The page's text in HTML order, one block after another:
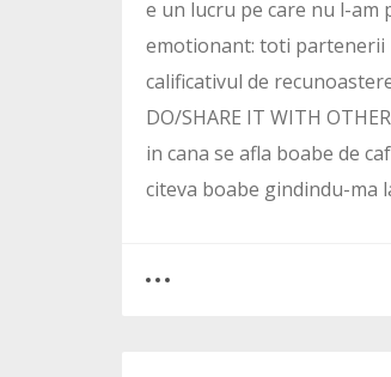
e un lucru pe care nu l-
emotionant: toti partenerii
calificativul de
DO/SHARE IT WITH
in cana se afla boabe de
citeva boabe gindindu-ma